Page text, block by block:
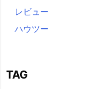
レビュー
ハウツー
TAG